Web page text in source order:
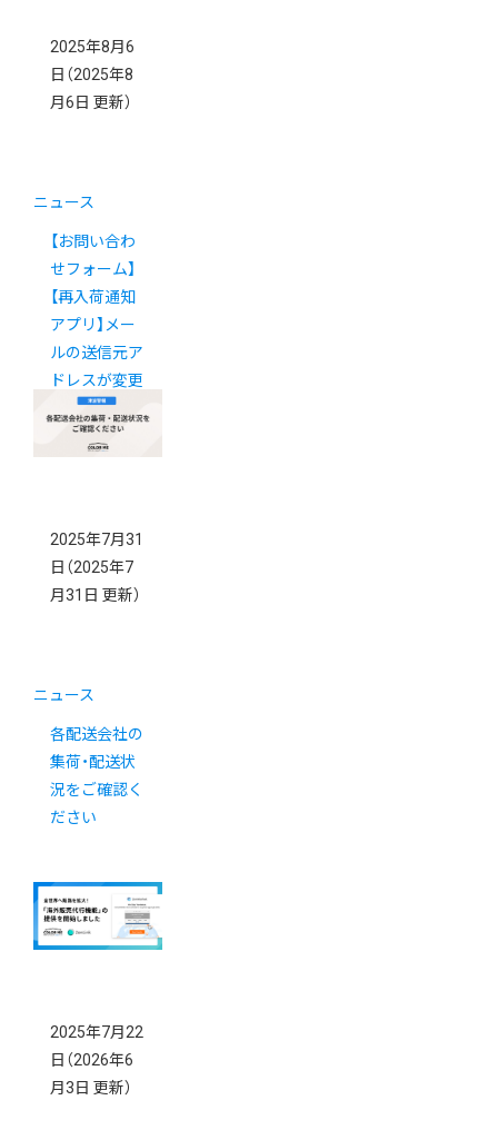
2025年8月6
日 （2025年8
月6日 更新）
ニュース
【お問い合わ
せフォーム】
【再入荷通知
アプリ】メー
ルの送信元ア
ドレスが変更
になります
2025年7月31
日 （2025年7
月31日 更新）
ニュース
各配送会社の
集荷・配送状
況をご確認く
ださい
2025年7月22
日 （2026年6
月3日 更新）